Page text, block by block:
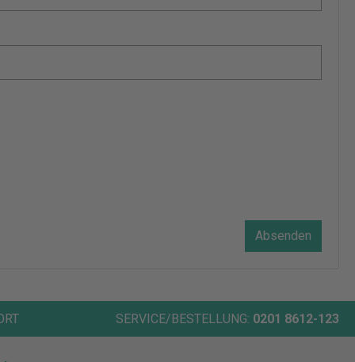
Absenden
SERVICE/BESTELLUNG: 0201 8612-123